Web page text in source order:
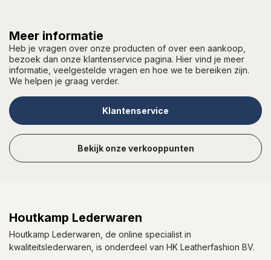
Meer informatie
Heb je vragen over onze producten of over een aankoop,
bezoek dan onze klantenservice pagina. Hier vind je meer
informatie, veelgestelde vragen en hoe we te bereiken zijn.
We helpen je graag verder.
Klantenservice
Bekijk onze verkooppunten
Houtkamp Lederwaren
Houtkamp Lederwaren, de online specialist in
kwaliteitslederwaren, is onderdeel van HK Leatherfashion BV.